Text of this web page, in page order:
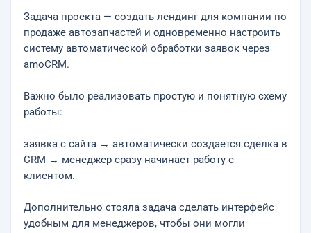
Задача проекта — создать лендинг для компании по
продаже автозапчастей и одновременно настроить
систему автоматической обработки заявок через
amoCRM.
Важно было реализовать простую и понятную схему
работы:
заявка с сайта → автоматически создается сделка в
CRM → менеджер сразу начинает работу с
клиентом.
Дополнительно стояла задача сделать интерфейс
удобным для менеджеров, чтобы они могли